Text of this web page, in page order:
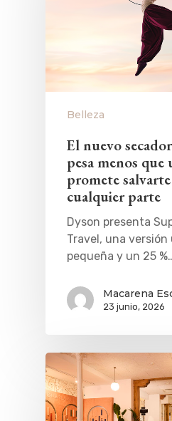
Belleza
El nuevo
pesa menos que
promete
cualquier parte
Dyson presenta
Travel, una versión
pequeña y un 25
Macarena
23 junio, 2026